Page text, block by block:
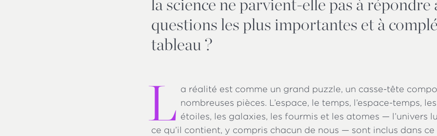
la science ne parvient-elle pas à répondre
questions les plus importantes et à
tableau ?
L a réalité est comme un grand puzzle, un casse-tête
nombreuses pièces. L’espace, le temps, l’espace-temps,
étoiles, les galaxies, les fourmis et les atomes — l’univers
ce qu’il contient, y compris chacun de nous — sont inclus dans